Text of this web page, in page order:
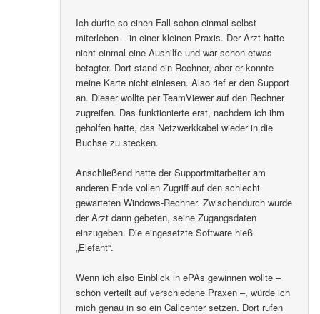
Ich durfte so einen Fall schon einmal selbst
miterleben – in einer kleinen Praxis. Der Arzt hatte
nicht einmal eine Aushilfe und war schon etwas
betagter. Dort stand ein Rechner, aber er konnte
meine Karte nicht einlesen. Also rief er den Support
an. Dieser wollte per TeamViewer auf den Rechner
zugreifen. Das funktionierte erst, nachdem ich ihm
geholfen hatte, das Netzwerkkabel wieder in die
Buchse zu stecken.
Anschließend hatte der Supportmitarbeiter am
anderen Ende vollen Zugriff auf den schlecht
gewarteten Windows-Rechner. Zwischendurch wurde
der Arzt dann gebeten, seine Zugangsdaten
einzugeben. Die eingesetzte Software hieß
„Elefant“.
Wenn ich also Einblick in ePAs gewinnen wollte –
schön verteilt auf verschiedene Praxen –, würde ich
mich genau in so ein Callcenter setzen. Dort rufen